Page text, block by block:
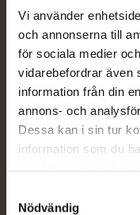
Vi använder
och annonserna till
för sociala medier
vidarebefordrar även
information från din
annons- och
Dessa kan i sin tur
information som du
samlat in när du har
återkalla ditt
Nödvändig
varierad
livsstil.
små barn.
Pureness
former av
Malat, glycinat
magen och
tack vare